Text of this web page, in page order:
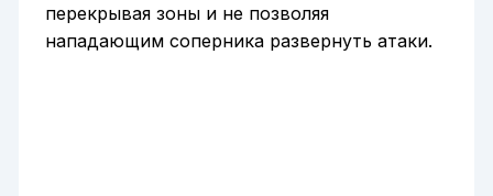
перекрывая зоны и не позволяя
нападающим соперника развернуть атаки.